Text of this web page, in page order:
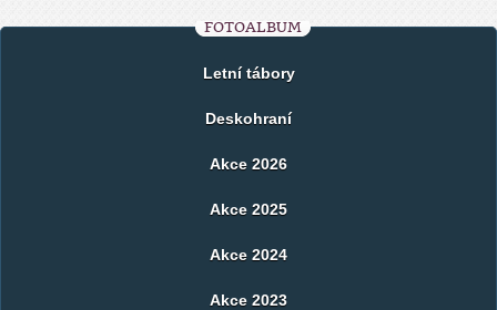
FOTOALBUM
Letní tábory
Deskohraní
Akce 2026
Akce 2025
Akce 2024
Akce 2023